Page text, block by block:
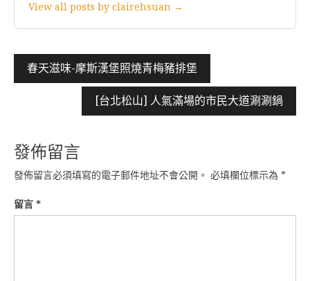
View all posts by clairehsuan →
文
章
春天滋味-摩斯漢堡照燒青梅豬排堡
[台北松山] 人氣滿場的市民大道涮涮鍋
發佈留言
發佈留言必須填寫的電子郵件地址不會公開。 必填欄位標示為 *
留言 *